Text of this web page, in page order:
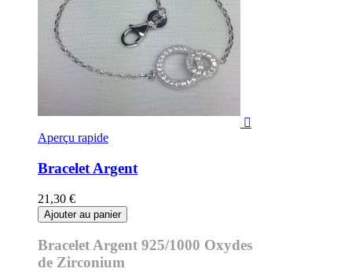

Aperçu rapide
Bracelet Argent
21,30 €
Ajouter au panier
Bracelet Argent 925/1000 Oxydes
de Zirconium